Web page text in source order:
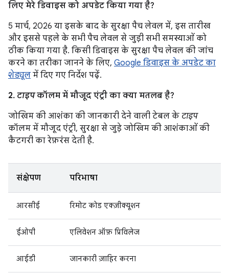
लिए मेरे डिवाइस को अपडेट किया गया है?
5 मार्च, 2026 या इसके बाद के सुरक्षा पैच लेवल में, इस तारीख
और इससे पहले के सभी पैच लेवल से जुड़ी सभी समस्याओं को
ठीक किया गया है. किसी डिवाइस के सुरक्षा पैच लेवल की जांच
करने का तरीका जानने के लिए, Google डिवाइस के अपडेट का
शेड्यूल में दिए गए निर्देश पढ़ें.
2. टाइपकॉलम में मौजूद एंट्री का क्या मतलब है?
जोखिम की आशंका की जानकारी देने वाली टेबल के टाइप
कॉलम में मौजूद एंट्री, सुरक्षा से जुड़े जोखिम की आशंकाओं की
कैटगरी का रेफ़रंस देती है.
संक्षेपण परिभाषा
आरसीई रिमोट कोड एक्ज़ीक्यूशन
ईओपी एलिवेशन ऑफ़ प्रिविलेज
आईडी जानकारी ज़ाहिर करना